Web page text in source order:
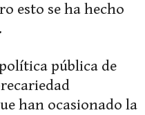
esto se ha hecho
pública de
han ocasionado la